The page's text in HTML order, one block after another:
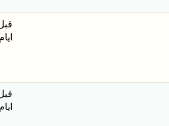
ايام
ايام